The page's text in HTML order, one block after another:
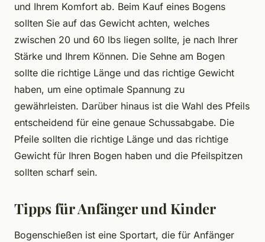
und Ihrem Komfort ab. Beim Kauf eines Bogens
sollten Sie auf das Gewicht achten, welches
zwischen 20 und 60 lbs liegen sollte, je nach Ihrer
Stärke und Ihrem Können. Die Sehne am Bogen
sollte die richtige Länge und das richtige Gewicht
haben, um eine optimale Spannung zu
gewährleisten. Darüber hinaus ist die Wahl des Pfeils
entscheidend für eine genaue Schussabgabe. Die
Pfeile sollten die richtige Länge und das richtige
Gewicht für Ihren Bogen haben und die Pfeilspitzen
sollten scharf sein.
Tipps für Anfänger und Kinder
Bogenschießen ist eine Sportart, die für Anfänger